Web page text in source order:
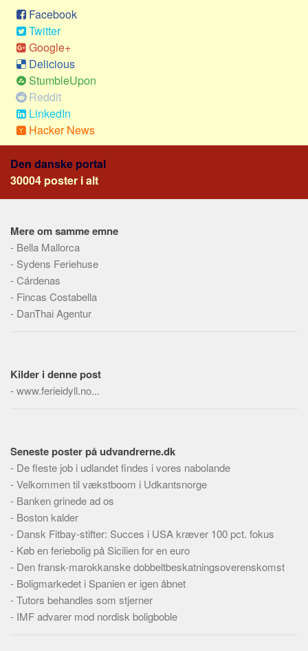
Social sikring og sundhed
Transport
Alle
Aspekter
Køb og salg
Økonomi
Jura og regler
Skatter og afgifter
Statistik
Alle
Meta
Dokumenttyper
Emner
Skribenter
Forhistorien
Redigering
Tekstannoncer
Bannere
Hjælp
Facebook
Twitter
Google+
Delicious
StumbleUpon
Reddit
LinkedIn
Hacker News
Den danske portal
30004 poster i alt
Mere om samme emne
- Bella Mallorca
- Sydens Feriehuse
-Cárdenas
- Fincas Costabella
- DanThai Agentur
Kilder i denne post
-www.ferieidyll.no...
Seneste poster på udvandrerne.dk
- De fleste job i udlandet findes i vores nabolande
-Velkommen til vækstboom i Udkantsnorge
- Banken grinede ad os
- Boston kalder
- Dansk Fitbay-stifter: Succes i USA kræver 100 pct. fokus
- Køb en feriebolig på Sicilien for en euro
- Den fransk-marokkanske dobbeltbeskatningsoverenskomst
- Boligmarkedet i Spanien er igen åbnet
-Tutors behandles som stjerner
- IMF advarer mod nordisk boligboble